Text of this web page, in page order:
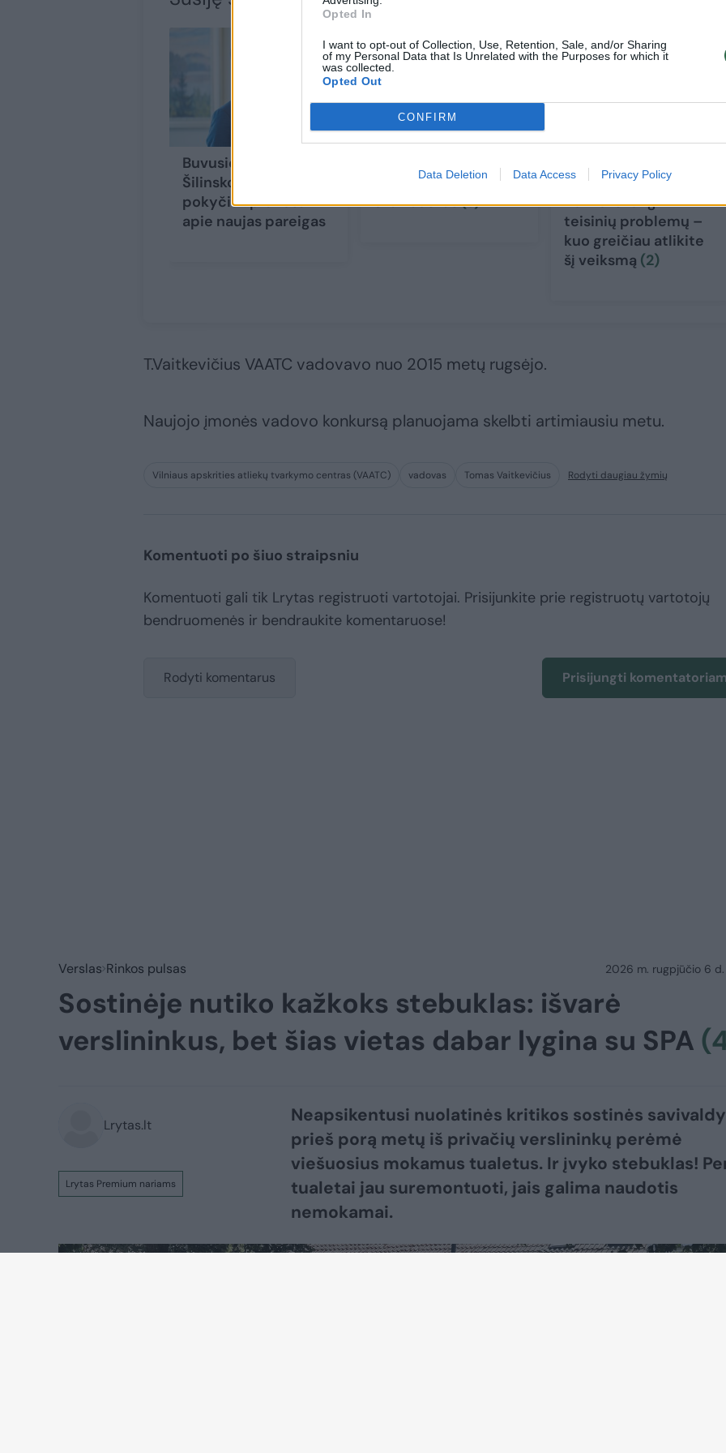
Opted In
I want to opt-out of Collection, Use, Retention, Sale, and/or Sharing
of my Personal Data that Is Unrelated with the Purposes for which it
was collected.
Opted Out
CONFIRM
Data Deletion Data Access Privacy Policy
Buvusio ministro V.
Šilinsko gyvenime –
pokyčiai: praneša
apie naujas pareigas
Lietuva“ vadovas M.
Švaikauskas(6)
pasekmių neišsisuks:
norite išvengti
teisinių problemų –
kuo greičiau atlikite
šį veiksmą (2)
T.Vaitkevičius VAATC vadovavo nuo 2015 metų rugsėjo.
Naujojo įmonės vadovo konkursą planuojama skelbti artimiausiu metu.
Vilniaus apskrities atliekų tvarkymo centras (VAATC) vadovas Tomas Vaitkevičius Rodyti daugiau žymių
Komentuoti po šiuo straipsniu
Komentuoti gali tik Lrytas registruoti vartotojai. Prisijunkite prie registruotų vartotojų
bendruomenės ir bendraukite komentaruose!
Rodyti komentarus Prisijungti
Verslas Rinkos pulsas 2026 m. rugpjūčio 6 d.
Sostinėje nutiko kažkoks stebuklas: išvarė
verslininkus, bet šias vietas dabar lygina su SPA
Lrytas.lt
Lrytas Premium nariams
Neapsikentusi nuolatinės kritikos sostinės
prieš porą metų iš privačių verslininkų perėmė
viešuosius mokamus tualetus. Ir įvyko stebuklas!
tualetai jau suremontuoti, jais galima naudotis
nemokamai.